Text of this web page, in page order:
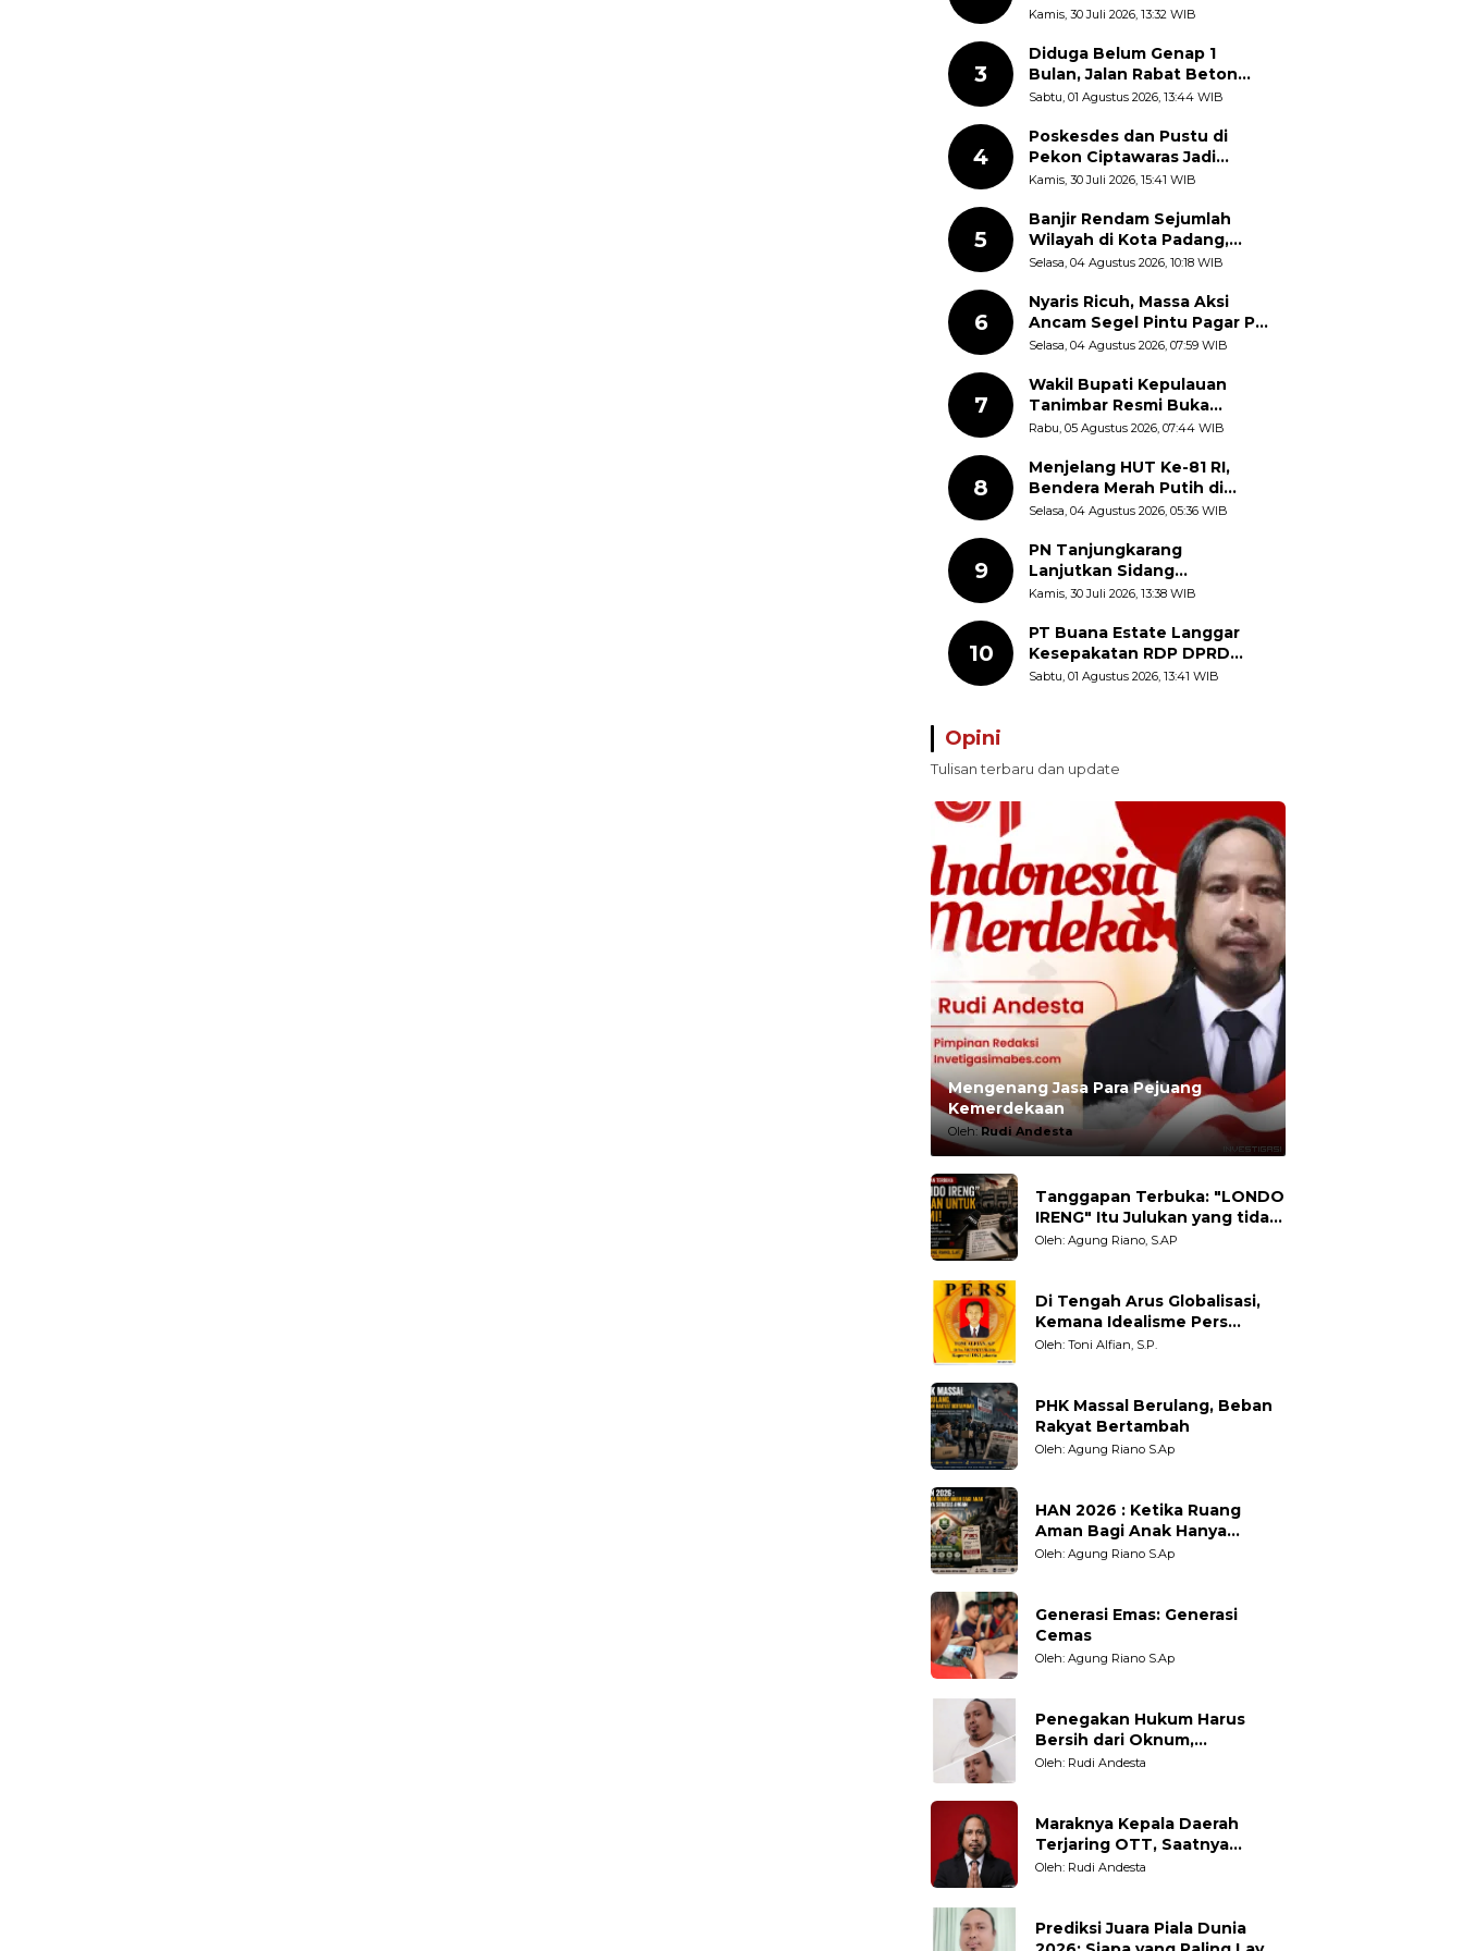
dan Doktor Disebut
Akademik Akhir Pekan
Kamis, 30 Juli 2026, 13:32 WIB
3
Diduga Belum Genap 1
Bulan, Jalan Rabat Beton
Gidanglo - Guwosobokerto
Sabtu, 01 Agustus 2026, 13:44 WIB
4
Poskesdes dan Pustu di
Pekon Ciptawaras Jadi
Sorotan, Warga Keluhkan
Dugaan Pungutan
Kamis, 30 Juli 2026, 15:41 WIB
5
Banjir Rendam Sejumlah
Wilayah di Kota Padang,
Proses Evakuasi Warga
Selasa, 04 Agustus 2026, 10:18 WIB
6
Nyaris Ricuh, Massa Aksi
Ancam Segel Pintu Pagar PT
Pabrik Gula Gorontalo
Selasa, 04 Agustus 2026, 07:59 WIB
7
Wakil Bupati Kepulauan
Tanimbar Resmi Buka
Rangkaian Peringatan HUT
Diajak Perkuat Semangat
Nasionalisme
Rabu, 05 Agustus 2026, 07:44 WIB
8
Menjelang HUT Ke-81 RI,
Bendera Merah Putih di
Kantor Dinas Kehutanan
Selasa, 04 Agustus 2026, 05:36 WIB
9
PN Tanjungkarang
Lanjutkan Sidang
Praperadilan Enam Debt
Pemeriksaan Saksi
Kamis, 30 Juli 2026, 13:38 WIB
10
PT Buana Estate Langgar
Kesepakatan RDP DPRD
Sumut: Pasang Pilar Tapal
Sabtu, 01 Agustus 2026, 13:41 WIB
Opini
Tulisan terbaru dan update
Mengenang Jasa Para Pejuang
Kemerdekaan
Oleh:Rudi Andesta
Tanggapan Terbuka: "LONDO
IRENG" Itu Julukan yang tidak
Adil untuk Wartawan,
Oleh: Agung Riano, S.AP
Di Tengah Arus Globalisasi,
Kemana Idealisme Pers
Berpihak?
Oleh: Toni Alfian, S.P.
PHK Massal Berulang, Beban
Rakyat Bertambah
Oleh: Agung Riano S.Ap
HAN 2026 : Ketika Ruang
Aman Bagi Anak Hanya
Sebatas Angan
Oleh: Agung Riano S.Ap
Generasi Emas: Generasi
Cemas
Oleh: Agung Riano S.Ap
Penegakan Hukum Harus
Bersih dari Oknum,
Kepercayaan Publik adalah
Oleh: Rudi Andesta
Maraknya Kepala Daerah
Terjaring OTT, Saatnya
Bersih-Bersih Total Tata
Oleh: Rudi Andesta
Prediksi Juara Piala Dunia